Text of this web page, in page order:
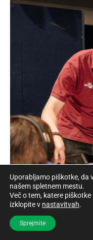
Uporabljamo piškotke, da
našem spletnem mestu.
Več o tem, katere
izklopite v nastavitvah.
Sprejmite